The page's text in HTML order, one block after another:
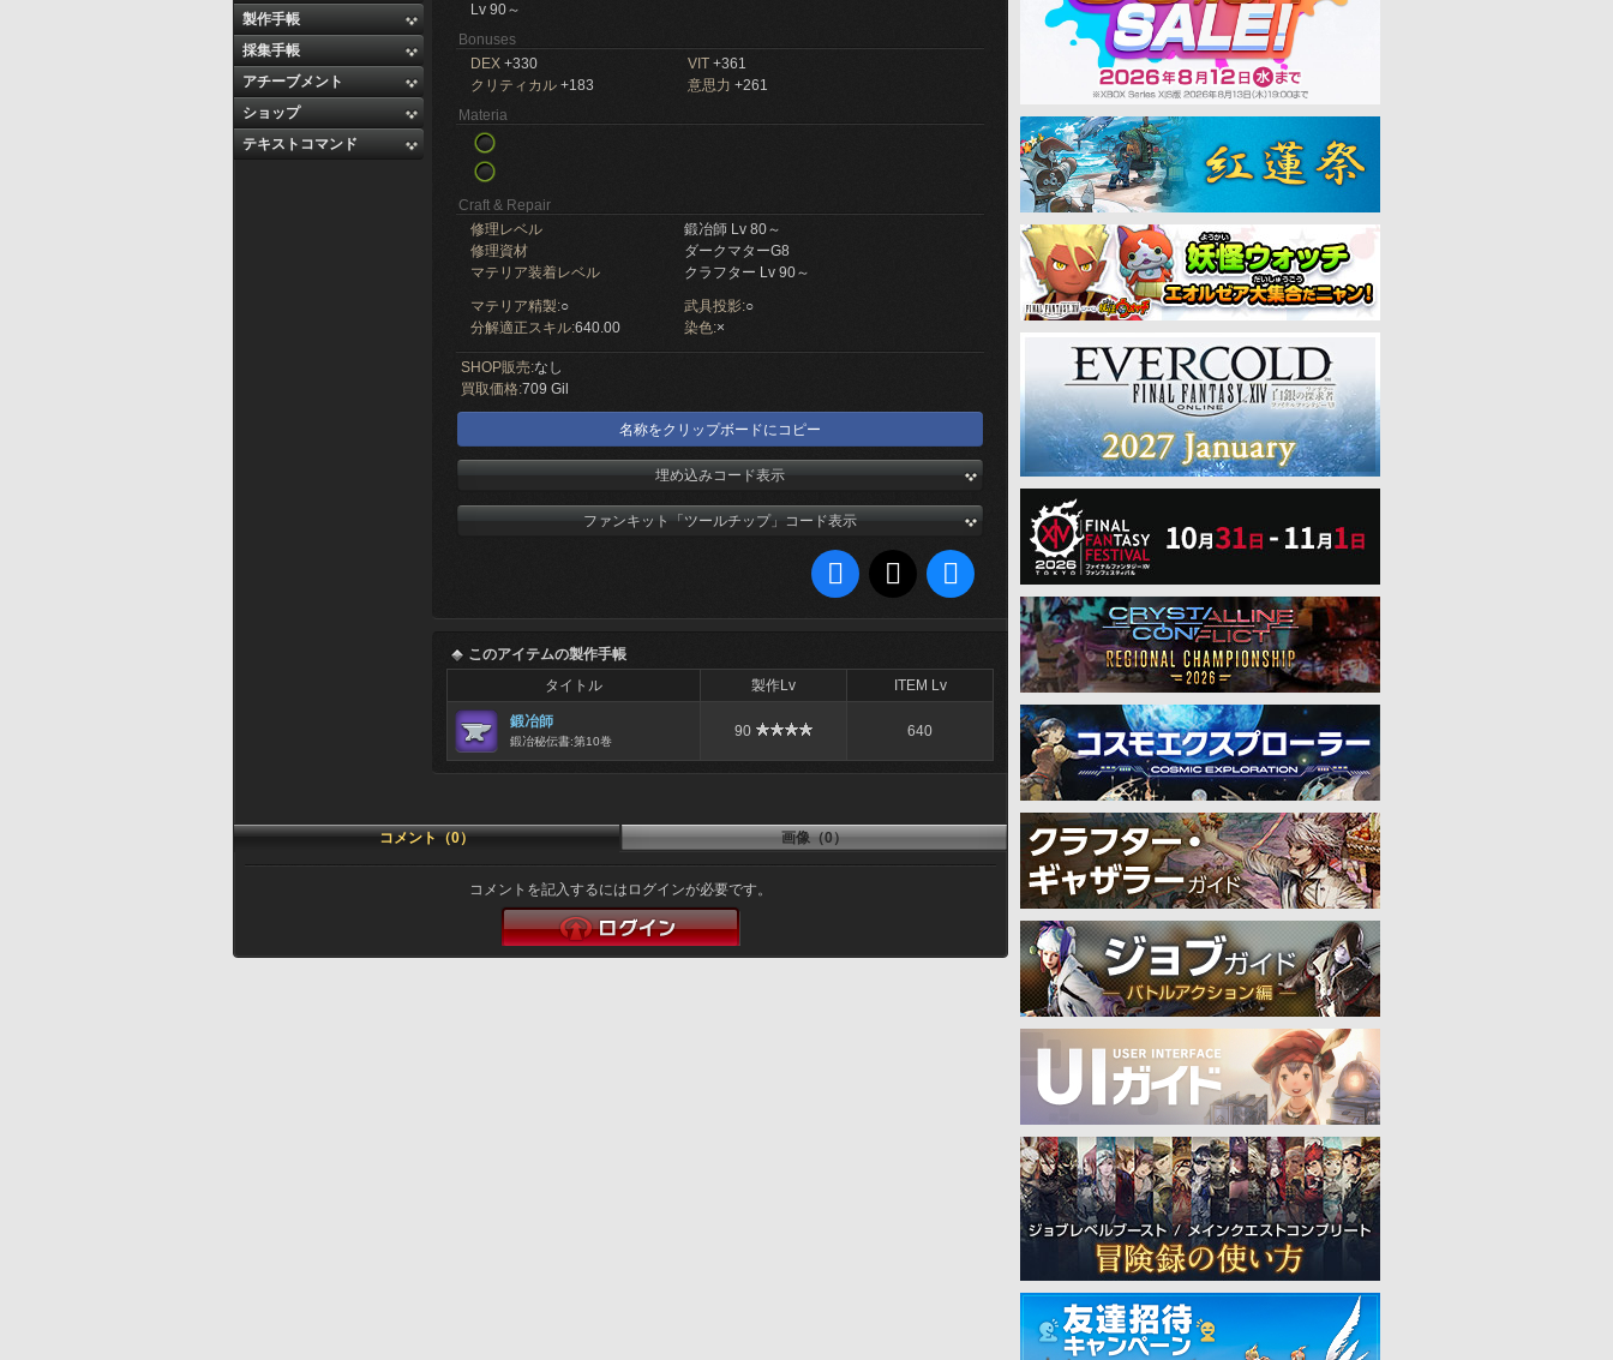
製作手帳
採集手帳
アチーブメント
ショップ
テキストコマンド
Lv 90～
Bonuses
DEX +330 VIT +361
クリティカル +183 意思力 +261
Materia
Craft & Repair
修理レベル
鍛冶師 Lv 80～
修理資材
ダークマターG8
マテリア装着レベル
クラフター Lv 90～
マテリア精製:○ 武具投影:○
分解適正スキル:640.00 染色:×
SHOP販売:なし
買取価格:709 Gil
名称をクリップボードにコピー
埋め込みコード表示
ファンキット「ツールチップ」コード表示
このアイテムの製作手帳
タイトル
製作Lv ITEM Lv
鍛冶師
鍛冶秘伝書:第10巻
90 640
コメント（0） 画像（0）
コメントを記入するにはログインが必要です。